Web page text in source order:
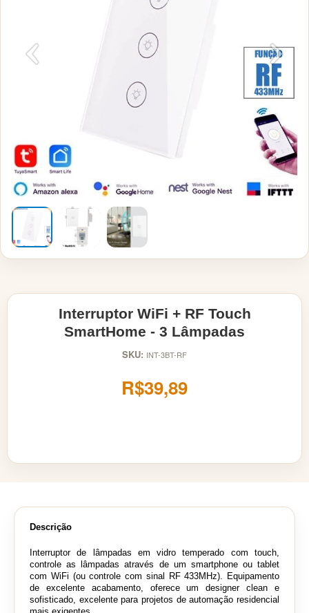
Interruptor WiFi + RF Touch
SmartHome - 3 Lâmpadas
SKU: INT-3BT-RF
R$39,89
Descrição
Interruptor de lâmpadas em vidro temperado com touch,
controle as lâmpadas através de um smartphone ou tablet
com WiFi (ou controle com sinal RF 433MHz). Equipamento
de excelente acabamento, oferece um designer clean e
sofisticado, excelente para projetos de automação residencial
mais exigentes.